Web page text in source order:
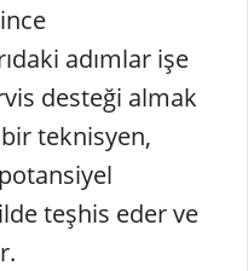
adımlar işe
desteği almak
teknisyen,
teşhis eder ve